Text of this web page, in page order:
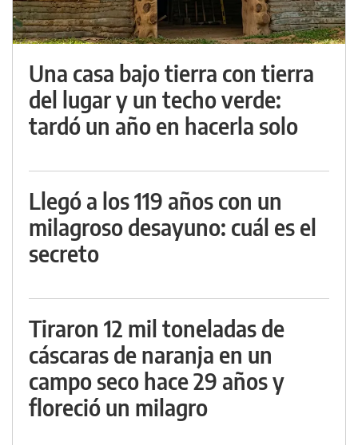
Una casa bajo tierra con tierra
del lugar y un techo verde:
tardó un año en hacerla solo
Llegó a los 119 años con un
milagroso desayuno: cuál es el
secreto
Tiraron 12 mil toneladas de
cáscaras de naranja en un
campo seco hace 29 años y
floreció un milagro